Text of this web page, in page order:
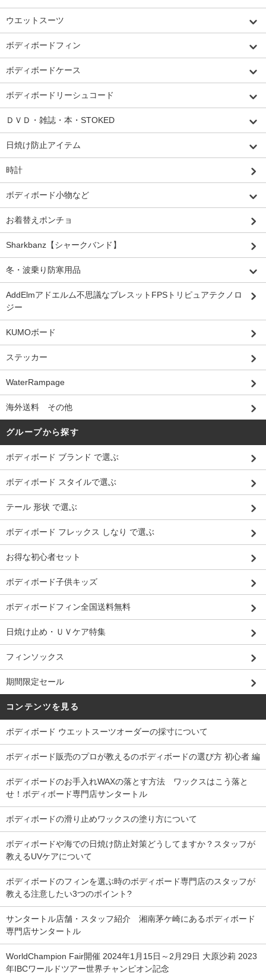
ウエットスーツ
ボディボードフィン
ボディボードケース
ボディボードリーシュコード
ＤＶＤ・雑誌・本・STOKED
日焼け防止アイテム
時計
ボディボード小物など
お着替えポンチョ
Sharkbanz【シャークバンド】
冬・波乗り防寒用品
AddElmアドエルム不思議なブレスットFPSトリピュアテクノロ
ジー
KUMOボード
ステッカー
WaterRampage
海外送料 その他
グループから探す
ボディボード ブランド で選ぶ
ボディボード スタイルで選ぶ
テール 形状 で選ぶ
ボディボード フレックス しなり で選ぶ
お得な初心者セット
ボディボード子供キッズ
ボディボードフィン全国送料無料
日焼け止め・ＵＶケア特集
フィンソックス
期間限定セール
コンテンツを見る
ボディボード ウエットスーツオーダーの採寸について
ボディボード販売のプロが教えるのボディボードの選び方 初心者 編
ボディボードのお手入れWAXの落とす方法 ワックスはこう落と
せ！ボディボード専門店サンタートル
ボディボードの滑り止めワックスの塗り方について
ボディボードや海での日焼け防止対策どうしてますか？スタッフが
教えるUVケアについて
ボディボードのフィンを選ぶ時のボディボード専門店のスタッフが
教える注意したい3つのポイント?
サンタートル店舗・スタッフ紹介 湘南茅ケ崎にあるボディボード
専門店サンタートル
WorldChampion Fair開催 2024年1月15日～2月29日 大原沙莉 2023
年IBCワールドツアー世界チャンピオン記念